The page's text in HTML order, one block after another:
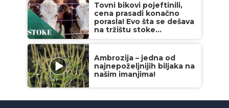
Tovni bikovi pojeftinili,
cena prasadi konačno
porasla! Evo šta se dešava
na tržištu stoke...
Ambrozija – jedna od
najnepoželjnijih biljaka na
našim imanjima!